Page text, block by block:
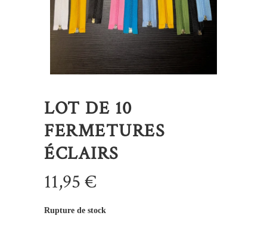
LOT DE 10
FERMETURES
ÉCLAIRS
11,95€
Rupture de stock